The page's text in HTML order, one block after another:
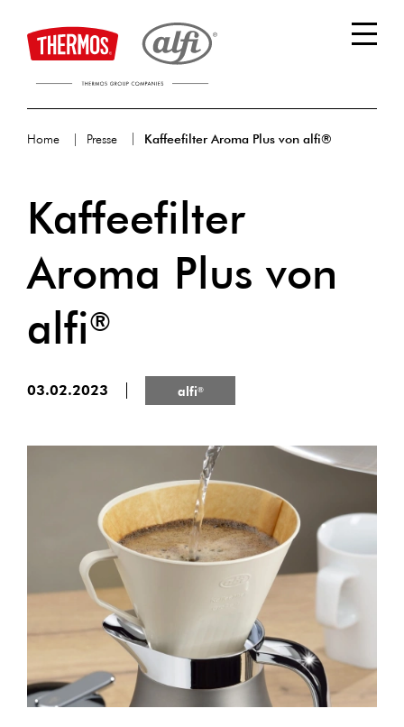
Home Presse Kaffeefilter Aroma Plus von alfi®
Kaffeefilter
Aroma Plus von
alfi®
03.02.2023 alfi®